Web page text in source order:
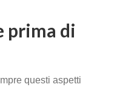
prima di
questi aspetti